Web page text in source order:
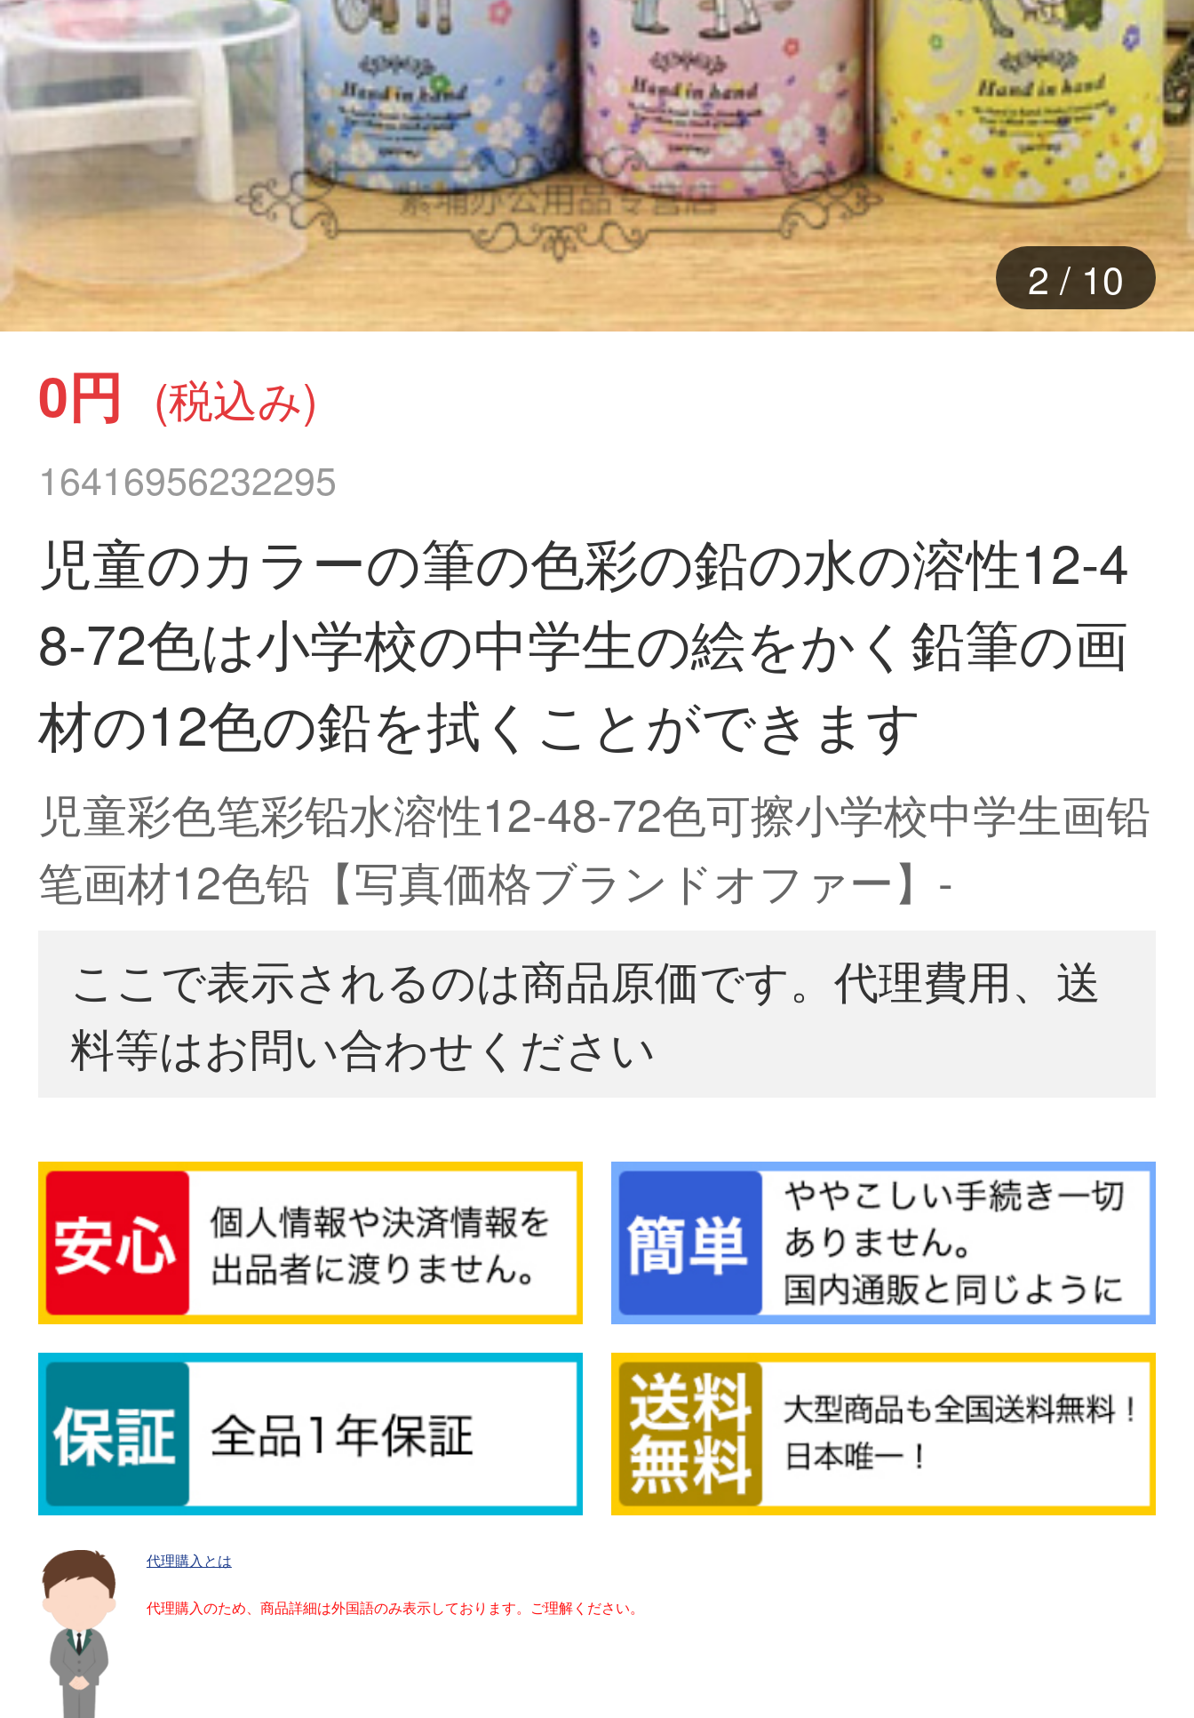
3 / 10
0円 (税込み)
16416956232295
児童のカラーの筆の色彩の鉛の水の溶性12-4
8-72色は小学校の中学生の絵をかく鉛筆の画
材の12色の鉛を拭くことができます
児童彩色笔彩铅水溶性12-48-72色可擦小学校中学生画铅
笔画材12色铅【写真価格ブランドオファー】-
ここで表示されるのは商品原価です。代理費用、送
料等はお問い合わせください
代理購入とは
代理購入のため、商品詳細は外国語のみ表示しております。ご理解ください。